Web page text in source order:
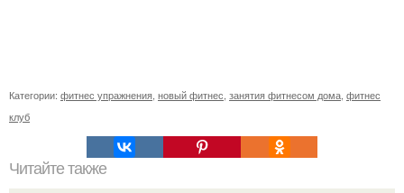
Категории: фитнес упражнения новый фитнес занятия фитнесом дома фитнес
клуб
Читайте также